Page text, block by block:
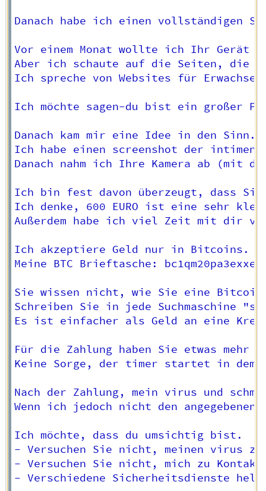
Danach habe ich einen vollständigen
Vor einem Monat wollte ich Ihr Gerät
Aber ich schaute auf die Seiten, die
Ich spreche von Websites für
Ich möchte sagen-du bist ein großer
Danach kam mir eine Idee in den Sinn.
Ich habe einen screenshot der intimen
Danach nahm ich Ihre Kamera ab (mit
Ich bin fest davon überzeugt, dass
Ich denke, 600 EURO ist eine sehr
Außerdem habe ich viel Zeit mit dir
Ich akzeptiere Geld nur in Bitcoins.
Meine BTC Brieftasche:
Sie wissen nicht, wie Sie eine
Schreiben Sie in jede Suchmaschine
Es ist einfacher als Geld an eine
Für die Zahlung haben Sie etwas mehr
Keine Sorge, der timer startet in
Nach der Zahlung, mein virus und
Wenn ich jedoch nicht den
Ich möchte, dass du umsichtig bist.
- Versuchen Sie nicht, meinen virus
- Versuchen Sie nicht, mich zu
- Verschiedene Sicherheitsdienste